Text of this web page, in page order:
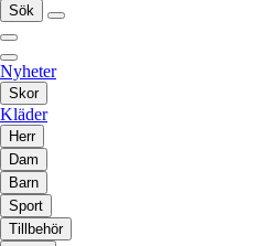
Sök
Nyheter
Skor
Kläder
Herr
Dam
Barn
Sport
Tillbehör